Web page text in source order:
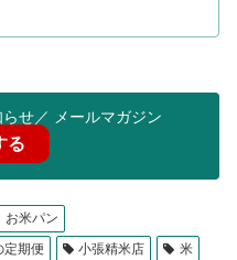
せ／ メールマガジン
る
お米パン
定期便 小張精米店 米